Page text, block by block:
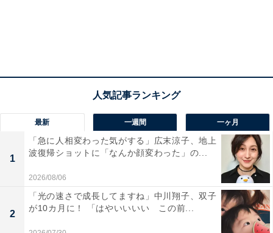
最新 一週間 一ヶ月
1
「急に人相変わった気がする」広末涼子、地上
波復帰ショットに「なんか顔変わった」の...
2026/08/06
2
「光の速さで成長してますね」中川翔子、双子
が10カ月に！ 「はやいいいい この前...